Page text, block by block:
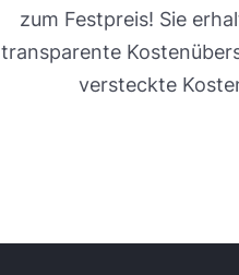
zum Festpreis! Sie
transparente
versteckte